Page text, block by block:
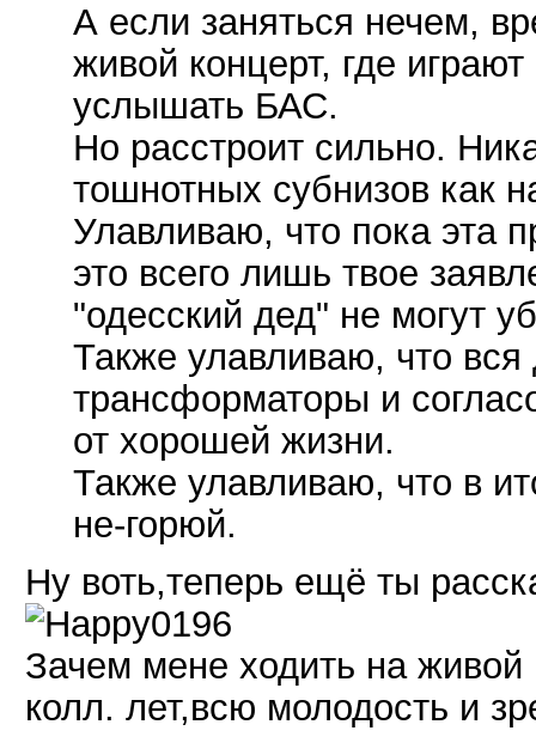
А если заняться нечем,
живой концерт, где
услышать БАС.
Но расстроит сильно.
тошнотных субнизов как
Улавливаю, что пока эта
это всего лишь твое
"одесский дед" не могут
Также улавливаю, что вся
трансформаторы и
от хорошей жизни.
Также улавливаю, что в
не-горюй.
Ну воть,теперь ещё ты
Зачем мене ходить на живой
колл. лет,всю молодость и